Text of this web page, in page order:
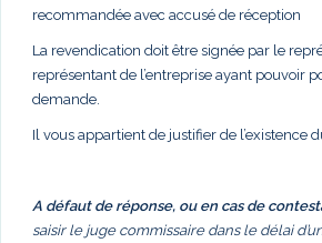
recommandée avec accusé de réception
La revendication doit être signée par le
représentant de l’entreprise ayant pouvoir
demande.
Il vous appartient de justifier de l’existence
A défaut de réponse, ou en cas de
saisir le juge commissaire dans le délai